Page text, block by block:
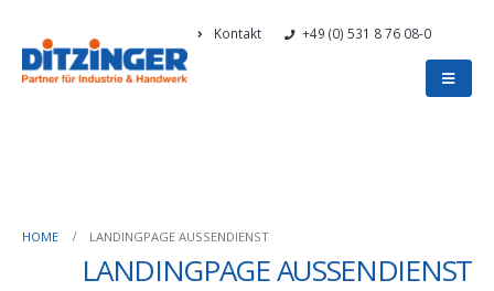
Kontakt +49 (0) 531 8 76 08-0
HOME LANDINGPAGE AUSSENDIENST
LANDINGPAGE AUSSENDIENST